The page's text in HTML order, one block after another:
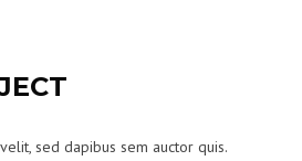
sed dapibus sem auctor quis.